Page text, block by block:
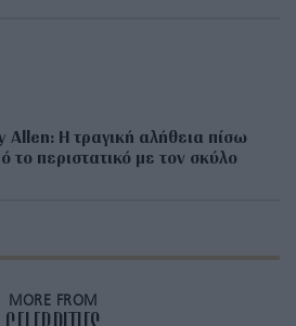
Allen: Η τραγική αλήθεια πίσω
το περιστατικό με τον σκύλο
MORE FROM